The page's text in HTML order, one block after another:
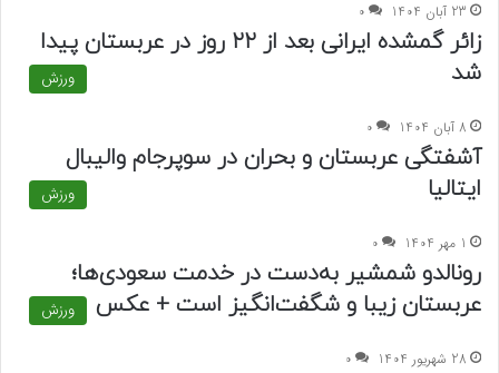
23 آبان 1404 0
زائر گمشده‌ ایرانی بعد از ۲۲ روز در عربستان پیدا
شد
ورزش
8 آبان 1404 0
آشفتگی عربستان و بحران در سوپرجام والیبال
ایتالیا
ورزش
1 مهر 1404 0
رونالدو شمشیر به‌دست در خدمت سعودی‌ها؛
عربستان زیبا و شگفت‌انگیز است + عکس
ورزش
28 شهریور 1404 0